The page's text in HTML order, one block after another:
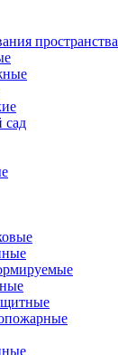
пространства
сад